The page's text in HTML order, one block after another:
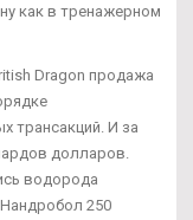
как в тренажерном
Dragon продажа
трансакций. И за
долларов.
водорода
250